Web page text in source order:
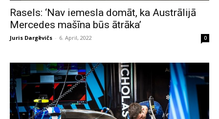
Rasels: ‘Nav iemesla domāt, ka Austrālijā
Mercedes mašīna būs ātrāka’
Juris Dargēvičs - 6. April, 2022 0